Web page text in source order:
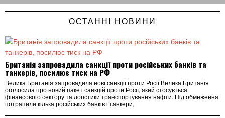
ОСТАННІ НОВИНИ
Британія запровадила санкції проти російських банків та
танкерів, посилює тиск на РФ
Велика Британія запровадила нові санкції проти Росії Велика Британія
оголосила про новий пакет санкцій проти Росії, який стосується
фінансового сектору та логістики транспортування нафти. Під обмеження
потрапили кілька російських банків і танкери,